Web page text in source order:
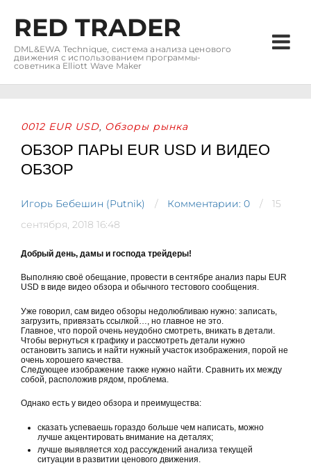
RED TRADER
DML&EWA Technique, система анализа ценового
движения с использованием программы-
советника Elliott Wave Maker
0012 EUR USD, Обзоры рынка
ОБЗОР ПАРЫ EUR USD И ВИДЕО
ОБЗОР
Игорь Бебешин (Putnik) Комментарии: 0
15
сентября, 2018 16:48
Добрый день, дамы и господа трейдеры!
Выполняю своё обещание, провести в сентябре анализ пары EUR
USD в виде видео обзора и обычного тестового сообщения.
Уже говорил, сам видео обзоры недолюбливаю нужно: записать,
загрузить, привязать ссылкой…, но главное не это.
Главное, что порой очень неудобно смотреть, вникать в детали.
Чтобы вернуться к графику и рассмотреть детали нужно
остановить запись и найти нужный участок изображения, порой не
очень хорошего качества.
Следующее изображение также нужно найти. Сравнить их между
собой, расположив рядом, проблема.
Однако есть у видео обзора и преимущества:
сказать успеваешь гораздо больше чем написать, можно
лучше акцентировать внимание на деталях;
лучше выявляется ход рассуждений анализа текущей
ситуации в развитии ценового движения.